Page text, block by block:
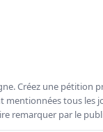
Créez une pétition
tous les
remarquer par le